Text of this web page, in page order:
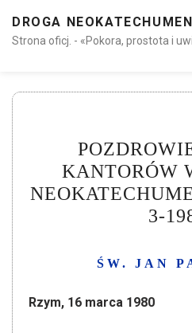
DROGA
Strona oficj. - «Pokora, prostota i
KANTORÓW
3-
ŚW. JAN
Rzym, 16 marca 1980